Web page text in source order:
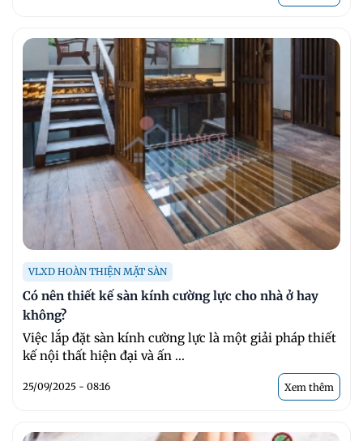
VLXD HOÀN THIỆN MẶT SÀN
Có nên thiết kế sàn kính cường lực cho nhà ở hay
không?
Việc lắp đặt sàn kính cường lực là một giải pháp thiết
kế nội thất hiện đại và ấn ...
25/09/2025 - 08:16 Xem thêm